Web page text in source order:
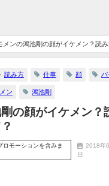
メンの鴻池剛の顔がイケメン？読
読み方 仕事 顔 パ
ン 鴻池剛
の顔がイケメン？
ロモーションを含みま
2018年
日